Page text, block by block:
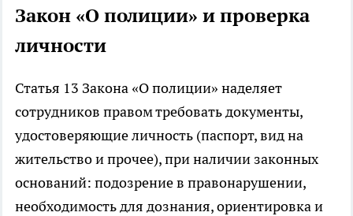
Закон «О полиции» и проверка
личности
Статья 13 Закона «О полиции» наделяет
сотрудников правом требовать документы,
удостоверяющие личность (паспорт, вид на
жительство и прочее), при наличии законных
оснований: подозрение в правонарушении,
необходимость для дознания, ориентировка и